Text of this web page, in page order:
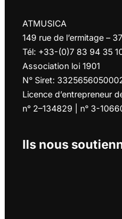
ATMUSICA
149 rue de l’ermitage –
Tél: +33-(0)7 83 94 35
Association loi 1901
N° Siret:
Licence d’entrepreneur
n° 2–134829 | n° 3-
Ils nous